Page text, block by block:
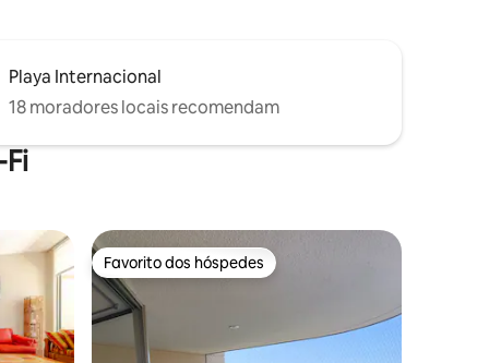
Playa Internacional
18 moradores locais recomendam
Favorito dos hóspedes
Favorito dos hóspedes